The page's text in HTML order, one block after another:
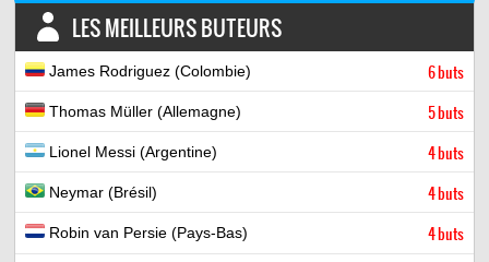
LES MEILLEURS BUTEURS
James Rodriguez (Colombie) 6 buts
Thomas Müller (Allemagne) 5 buts
Lionel Messi (Argentine) 4 buts
Neymar (Brésil) 4 buts
Robin van Persie (Pays-Bas) 4 buts